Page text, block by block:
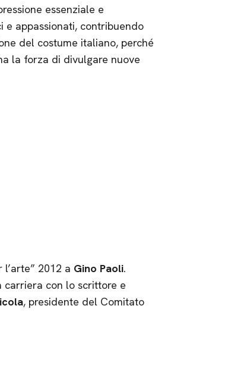
essenziale e
appassionati, contribuendo
del costume italiano, perché
la forza di divulgare nuove
2012 a Gino Paoli.
carriera con lo scrittore e
, presidente del Comitato